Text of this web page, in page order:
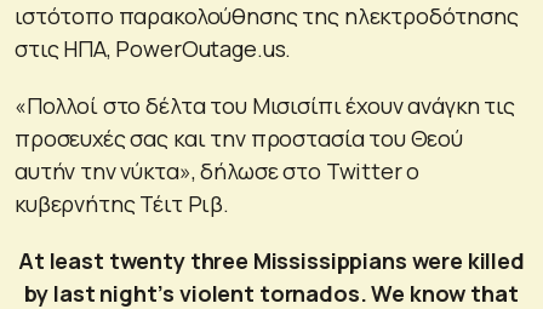
ιστότοπο παρακολούθησης της ηλεκτροδότησης
στις ΗΠΑ, PowerOutage.us.
«Πολλοί στο δέλτα του Μισισίπι έχουν ανάγκη τις
προσευχές σας και την προστασία του Θεού
αυτήν την νύκτα», δήλωσε στο Twitter ο
κυβερνήτης Τέιτ Ριβ.
At least twenty three Mississippians were killed
by last night’s violent tornados. We know that